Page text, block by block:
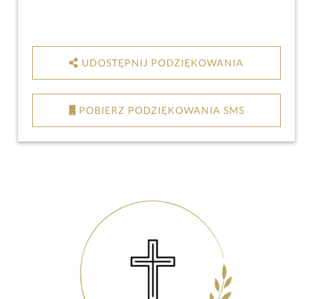
UDOSTĘPNIJ PODZIĘKOWANIA
POBIERZ PODZIĘKOWANIA SMS